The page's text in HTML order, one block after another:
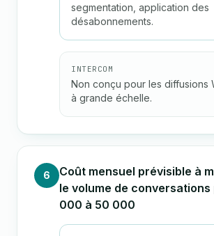
segmentation, application des
désabonnements.
INTERCOM
Non conçu pour les diffusions
à grande échelle.
6
Coût mensuel prévisible à
le volume de conversations
000 à 50 000